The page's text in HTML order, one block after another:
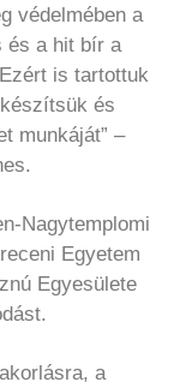
védelmében a
és a hit bír a
is tartottuk
és
munkáját” –
Nagytemplomi
Egyetem
Egyesülete
a